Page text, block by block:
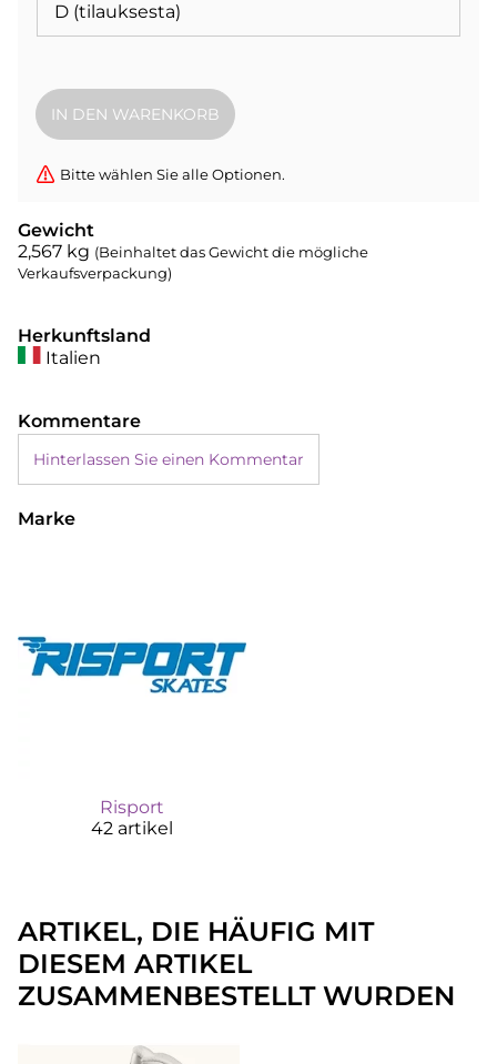
D (tilauksesta)
Bitte wählen Sie alle Optionen.
Gewicht
2,567 kg (Beinhaltet das Gewicht die mögliche
Verkaufsverpackung)
Herkunftsland
Italien
Kommentare
Hinterlassen Sie einen Kommentar
Marke
Risport
42 artikel
ARTIKEL, DIE HÄUFIG MIT
DIESEM ARTIKEL
ZUSAMMENBESTELLT WURDEN